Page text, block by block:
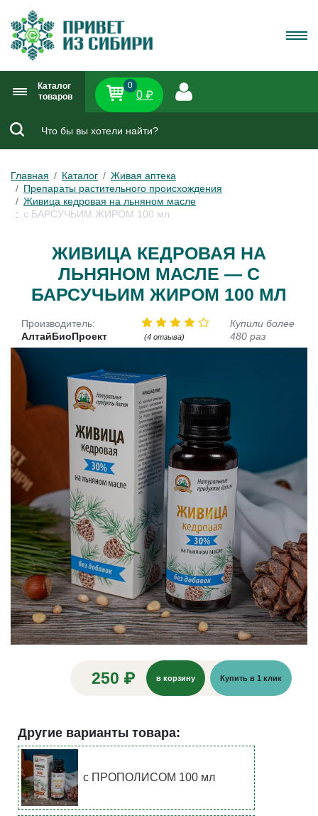
Каталог
товаров
0
0 ₽
Главная Каталог
Живая аптека
Препараты растительного происхождения
Живица кедровая на льняном масле
с БАРСУЧЬИМ ЖИРОМ 100 мл
ЖИВИЦА КЕДРОВАЯ НА
ЛЬНЯНОМ МАСЛЕ — С
БАРСУЧЬИМ ЖИРОМ 100 МЛ
Производитель:
АлтайБиоПроект
(4 отзыва)
Купили более
480 раз
250 ₽ в корзину Купить в 1 клик
Другие варианты товара:
с ПРОПОЛИСОМ 100 мл